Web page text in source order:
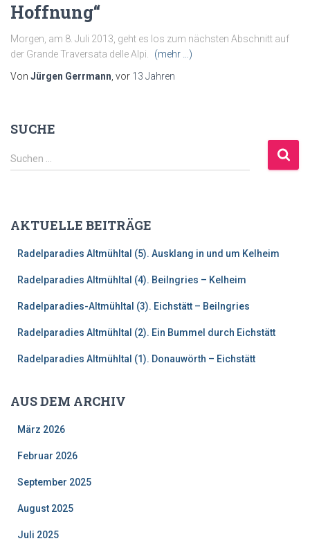
Hoffnung“
Morgen, am 8. Juli 2013, geht es los zum nächsten Abschnitt auf
der Grande Traversata delle Alpi.
(mehr …)
Von Jürgen Gerrmann , vor 13 Jahren
SUCHE
S
u
n
Suchen …
AKTUELLE BEITRÄGE
Radelparadies Altmühltal (5). Ausklang in und um Kelheim
Radelparadies Altmühltal (4). Beilngries – Kelheim
Radelparadies-Altmühltal (3). Eichstätt – Beilngries
Radelparadies Altmühltal (2). Ein Bummel durch Eichstätt
Radelparadies Altmühltal (1). Donauwörth – Eichstätt
AUS DEM ARCHIV
März 2026
Februar 2026
September 2025
August 2025
Juli 2025